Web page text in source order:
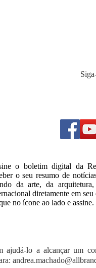
o boletim digital da
o seu resumo de
da arte, da
diretamente em seu
no ícone ao lado e assine.
ajudá-lo a alcançar um